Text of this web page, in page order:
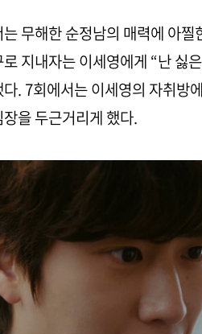
무해한 순정남의 매력에 아찔
지내자는 이세영에게 “난 싫
. 7회에서는 이세영의 자취방
을 두근거리게 했다.